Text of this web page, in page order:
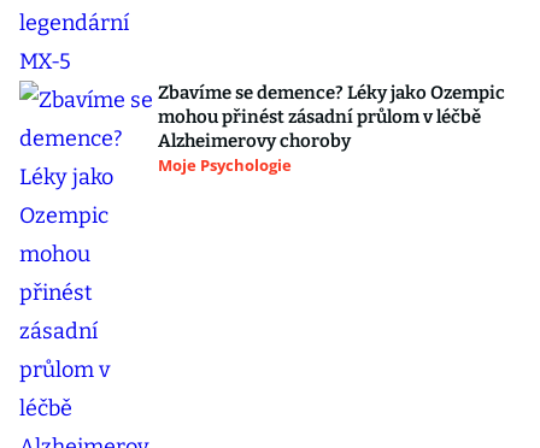
Zbavíme se demence? Léky jako Ozempic
mohou přinést zásadní průlom v léčbě
Alzheimerovy choroby
Moje Psychologie